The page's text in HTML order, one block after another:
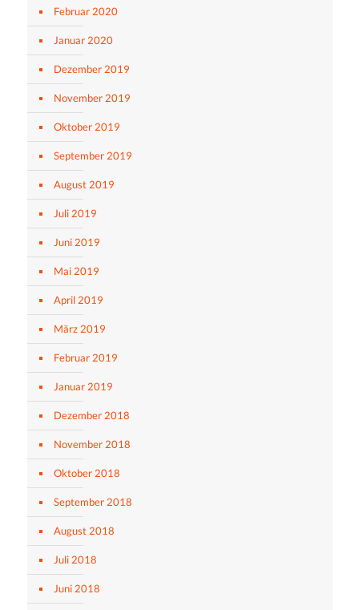
Februar 2020
Januar 2020
Dezember 2019
November 2019
Oktober 2019
September 2019
August 2019
Juli 2019
Juni 2019
Mai 2019
April 2019
März 2019
Februar 2019
Januar 2019
Dezember 2018
November 2018
Oktober 2018
September 2018
August 2018
Juli 2018
Juni 2018